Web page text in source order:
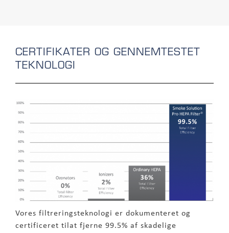
CERTIFIKATER OG GENNEMTESTET
TEKNOLOGI
Vores filtreringsteknologi er dokumenteret og
certificeret tilat fjerne 99.5% af skadelige